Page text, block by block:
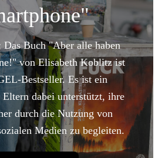
Das Buch "Aber alle haben
von Elisabeth Koblitz ist
Bestseller. Es ist ein
Eltern dabei unterstützt, ihre
durch die Nutzung von
Medien zu begleiten.